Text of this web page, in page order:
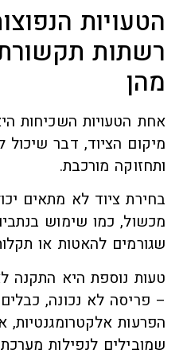
הטעויות
רשתות
מהן
אחת הטעויות השכיחות
מיקום הציוד, דבר
ותחזוקה מורכבת.
בחירת ציוד לא מתאים
מכשול, כמו שימוש
שגורמים להאטות או
טעות נוספת היא התקנה
– פריסה לא נכונה,
הפרעות אלקטרומגנטיות,
שמובילים לנפילות